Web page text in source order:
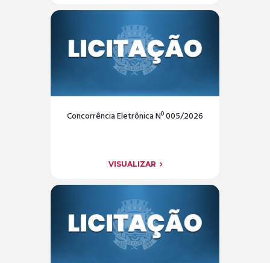
Concorrência Eletrônica Nº 005/2026
VISUALIZAR